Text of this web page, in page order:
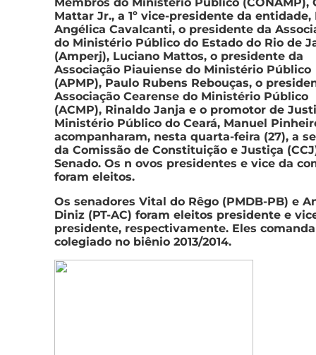
Mattar Jr., a 1º vice-presidente da entidade,
Angélica Cavalcanti, o presidente da
do Ministério Público do Estado do Rio de
(Amperj), Luciano Mattos, o presidente da
Associação Piauiense do Ministério Público
(APMP), Paulo Rubens Rebouças, o
Associação Cearense do Ministério Público
(ACMP), Rinaldo Janja e o promotor de
Ministério Público do Ceará, Manuel
acompanharam, nesta quarta-feira (27), a
da Comissão de Constituição e Justiça
Senado. Os n ovos presidentes e vice da
foram eleitos.
Os senadores Vital do Rêgo (PMDB-PB) e
Diniz (PT-AC) foram eleitos presidente e
presidente, respectivamente. Eles
colegiado no biênio 2013/2014.